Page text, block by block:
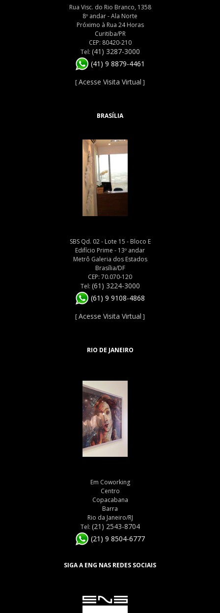
Rua Visc. do Rio Branco, 1358
8º andar - Ala Norte
Próximo à Rua 24 Horas
Curitiba/PR
CEP: 80420-210
Tel: (41) 3287-3000
(41) 9 8879-4461
[Acesse Visita Virtual ]
BRASÍLIA
SBS Qd. 02 - Lote 15 - Bloco E
Edifício Prime - 13º andar
Metrô Galeria dos Estados
Brasília/DF
CEP: 70.070-120
Tel: (61) 3224-3000
(61) 9 9108-4868
[Acesse Visita Virtual ]
RIO DE JANEIRO
Em Coworking
Centro
Copacabana
Barra
Rio da Janeiro/RJ
Tel: (21) 2543-8704
(21) 9 8504-6777
SIGA A ENG NAS REDES SOCIAIS